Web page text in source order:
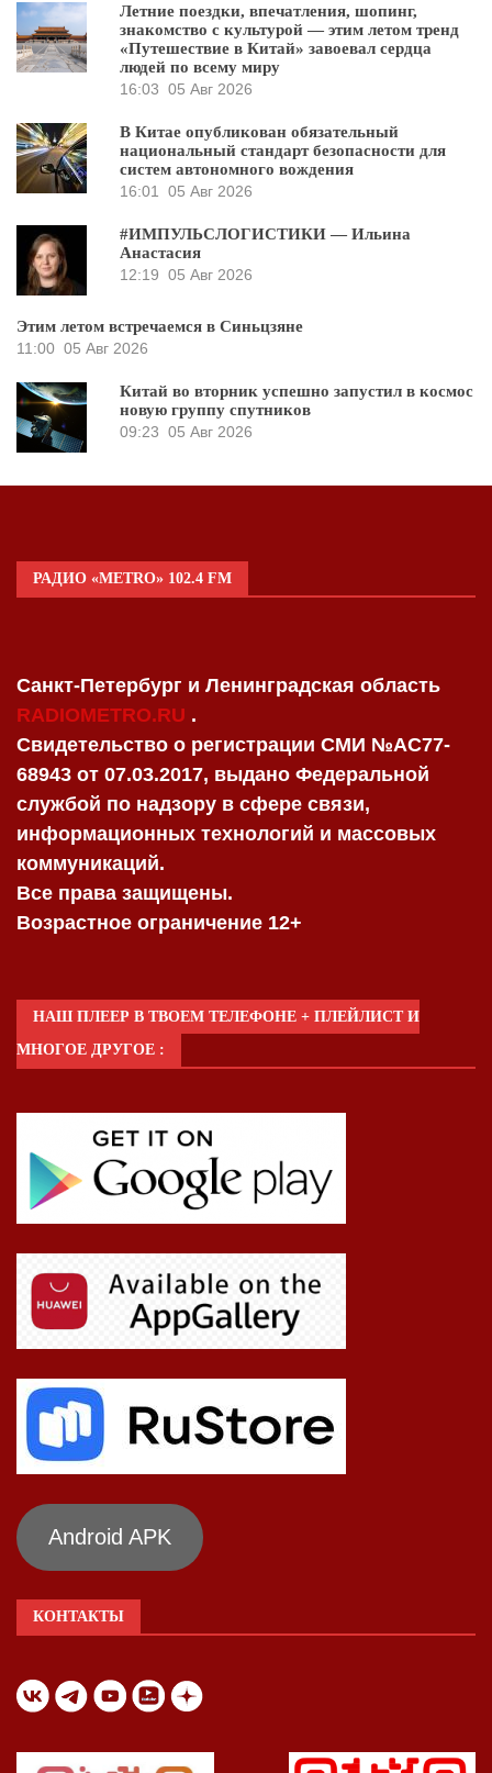
Летние поездки, впечатления, шопинг,
знакомство с культурой — этим летом тренд
«Путешествие в Китай» завоевал сердца
людей по всему миру
16:03 05 Авг 2026
В Китае опубликован обязательный
национальный стандарт безопасности для
систем автономного вождения
16:01
05 Авг 2026
#ИМПУЛЬСЛОГИСТИКИ — Ильина
Анастасия
12:19 05 Авг 2026
Этим летом встречаемся в Синьцзяне
11:00 05 Авг 2026
Китай во вторник успешно запустил в космос
новую группу спутников
09:23 05 Авг 2026
РАДИО «METRO» 102.4 FM
Санкт-Петербург и Ленинградская область
RADIOMETRO.RU .
Свидетельство о регистрации СМИ №AC77-
68943 от 07.03.2017, выдано Федеральной
службой по надзору в сфере связи,
информационных технологий и массовых
коммуникаций.
Все права защищены.
Возрастное ограничение 12+
НАШ ПЛЕЕР В ТВОЕМ ТЕЛЕФОНЕ + ПЛЕЙЛИСТ И
МНОГОЕ ДРУГОЕ :
Android APK
КОНТАКТЫ